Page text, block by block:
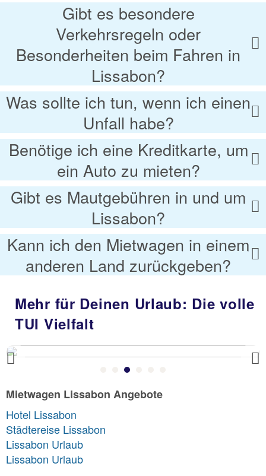
Gibt es besondere
Verkehrsregeln oder
Besonderheiten beim Fahren in
Lissabon?
Was sollte ich tun, wenn ich einen
Unfall habe?
Benötige ich eine Kreditkarte, um
ein Auto zu mieten?
Gibt es Mautgebühren in und um
Lissabon?
Kann ich den Mietwagen in einem
anderen Land zurückgeben?
Mehr für Deinen Urlaub: Die volle
TUI Vielfalt
Previous
Mietwagen Lissabon Angebote
Hotel Lissabon
Städtereise Lissabon
Lissabon Urlaub
Lissabon Urlaub